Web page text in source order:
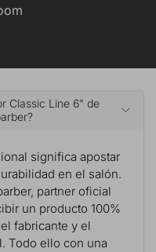
Classic Line 6" de
significa apostar
en el salón.
partner oficial
un producto 100%
fabricante y el
Todo ello con una